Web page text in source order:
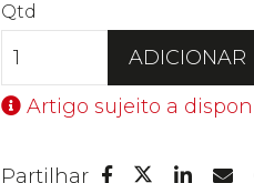
Qtd
ADICIONAR
Artigo sujeito a
Partilhar
Facebook